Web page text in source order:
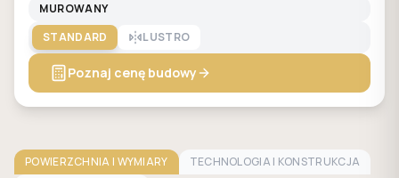
MUROWANY
STANDARD
LUSTRO
Poznaj cenę budowy
POWIERZCHNIA I WYMIARY
TECHNOLOGIA I KONSTRUKCJA